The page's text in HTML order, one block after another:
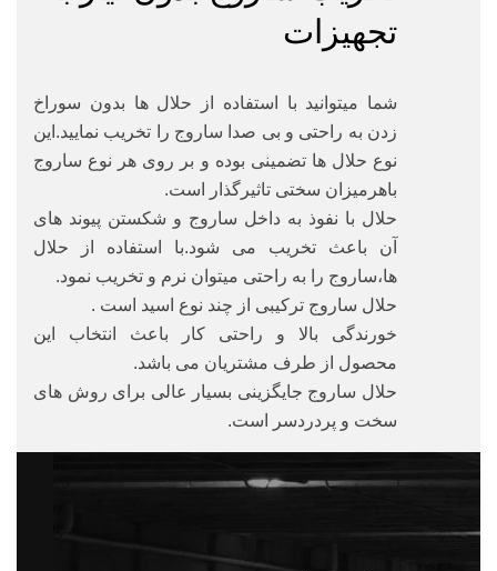
تجهیزات
شما میتوانید با استفاده از حلال ها بدون سوراخ
زدن به راحتی و بی صدا ساروج را تخریب نمایید.این
نوع حلال ها تضمینی بوده و بر روی هر نوع ساروج
باهرمیزان سختی تاثیرگذار است.
حلال با نفوذ به داخل ساروج و شکستن پیوند های
آن باعث تخریب می شود.با استفاده از حلال
ها،ساروج را به راحتی میتوان نرم و تخریب نمود.
حلال ساروج ترکیبی از چند نوع اسید است .
خورندگی بالا و راحتی کار باعث انتخاب این
محصول از طرف مشتریان می باشد.
حلال ساروج جایگزینی بسیار عالی برای روش های
سخت و پردردسر است.